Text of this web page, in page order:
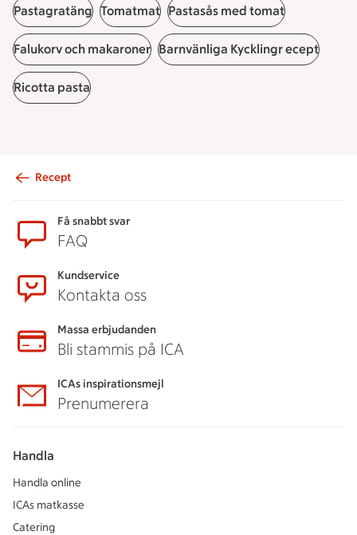
Pastagratäng Tomatmat Pastasås med tomat
Falukorv och makaroner Barnvänliga Kycklingr ecept
Ricotta pasta
Recept
Få snabbt svar
FAQ
Kundservice
Kontakta oss
Massa erbjudanden
Bli stammis på ICA
ICAs inspirationsmejl
Prenumerera
Handla
Handla online
ICAs matkasse
Catering